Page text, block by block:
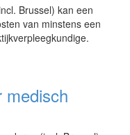
Brussel) kan een
van minstens een
medisch